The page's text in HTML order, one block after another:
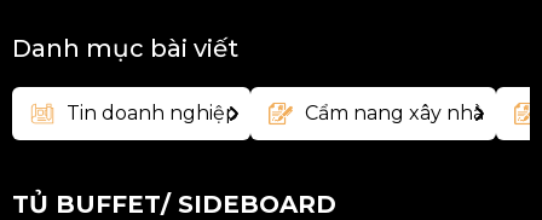
giản và hiện đại, mang đến vẻ
Danh mục bài viết
Tin doanh nghiệp Cẩm nang xây nhà
TỦ BUFFET/ SIDEBOARD